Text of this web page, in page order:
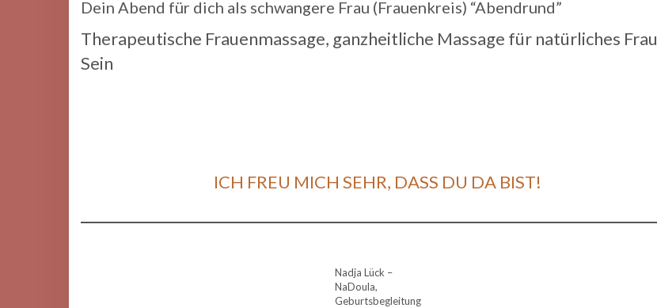
Dein Abend für dich als schwangere Frau (Frauenkreis) “Abendrund”
Therapeutische Frauenmassage, ganzheitliche Massage für natürliches Frau
Sein
ICH FREU MICH SEHR, DASS DU DA BIST!
Nadja Lück –
NaDoula,
Geburtsbegleitung